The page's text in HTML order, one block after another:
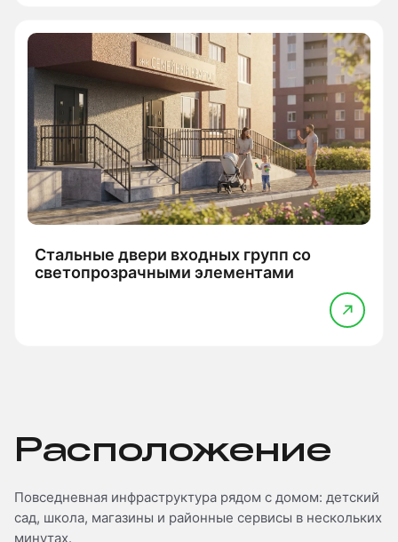
Стальные двери входных групп со
светопрозрачными элементами
Расположение
Повседневная инфраструктура рядом с домом: детский
сад, школа, магазины и районные сервисы в нескольких
минутах.